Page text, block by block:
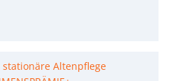
Altenpflege